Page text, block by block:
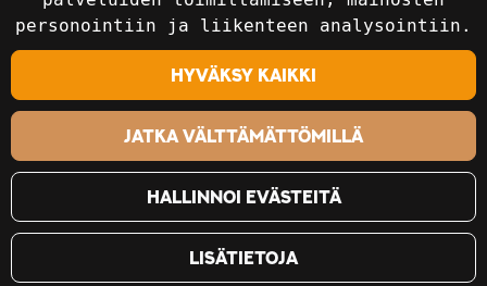
personointiin ja liikenteen analysointiin.
Hyväksy kaikki
Jatka välttämättömillä
Hallinnoi evästeitä
Lisätietoja
Seuraa sosiaalisessa mediassa